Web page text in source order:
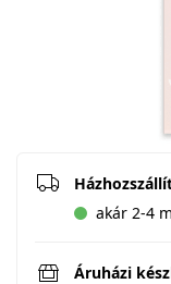
akár 2-4
Áruházi